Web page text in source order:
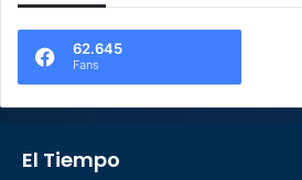
62.645
Fans
El Tiempo